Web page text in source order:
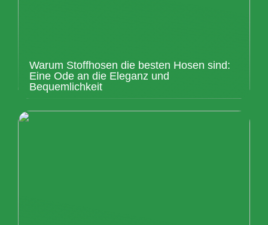
Warum Stoffhosen die besten Hosen sind:
Eine Ode an die Eleganz und
Bequemlichkeit